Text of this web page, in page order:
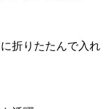
折りたたんで入れ